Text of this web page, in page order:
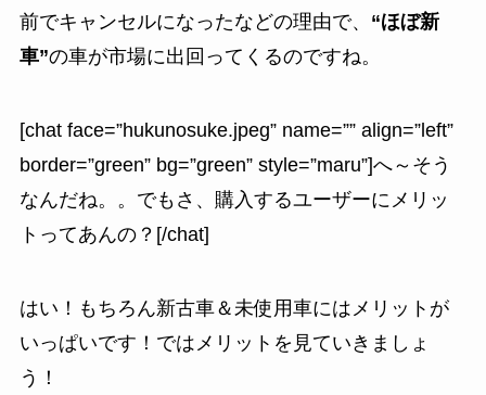
前でキャンセルになったなどの理由で、 “ほぼ新
車”の車が市場に出回ってくるのですね。
[chat face=”hukunosuke.jpeg” name=”” align=”left”
border=”green” bg=”green” style=”maru”]へ～そう
なんだね。。でもさ、購入するユーザーにメリッ
トってあんの？[/chat]
はい！もちろん新古車＆未使用車にはメリットが
いっぱいです！ではメリットを見ていきましょ
う！